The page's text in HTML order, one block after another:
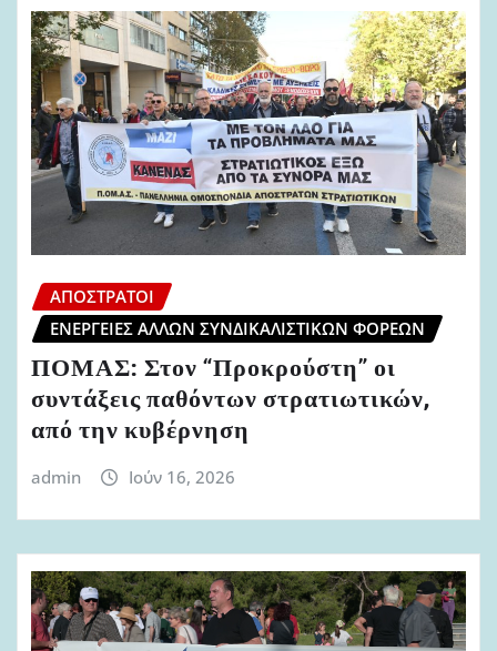
ΑΠΌΣΤΡΑΤΟΙ
ΕΝΈΡΓΕΙΕΣ ΆΛΛΩΝ ΣΥΝΔΙΚΑΛΙΣΤΙΚΏΝ ΦΟΡΈΩΝ
ΠΟΜΑΣ: Στον “Προκρούστη” οι
συντάξεις παθόντων στρατιωτικών,
από την κυβέρνηση
admin Ιούν 16, 2026